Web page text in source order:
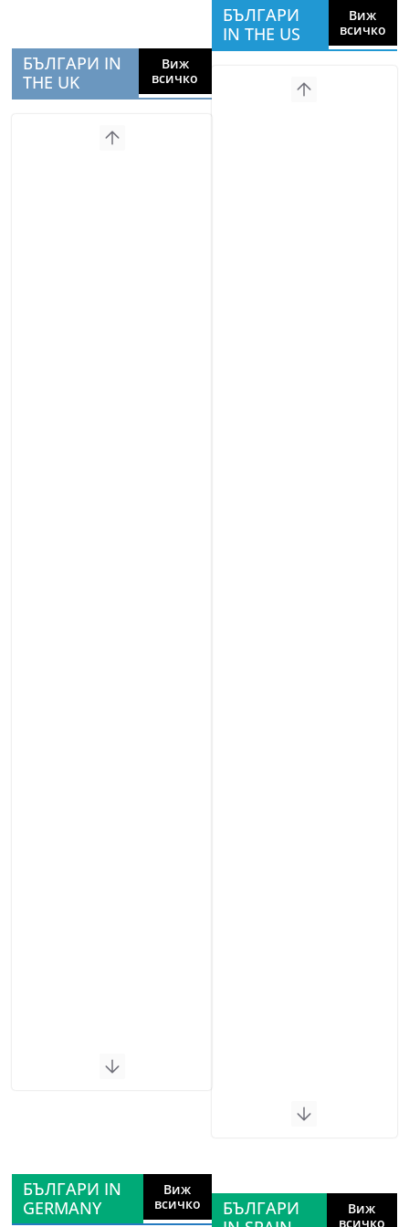
БЪЛГАРИ IN
THE UK
Виж
всичко
БЪЛГАРИ
IN THE US
Виж
всичко
БЪЛГАРИ IN
GERMANY
Виж
всичко
БЪЛГАРИ
Виж
всичко